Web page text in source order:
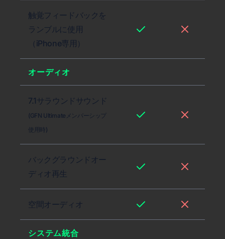
触覚フィードバックを
ランブルに使用
（iPhone専用）
オーディオ
7.1サラウンドサウンド
(GFN Ultimateメンバーシップ
使用時)
バックグラウンドオー
ディオ再生
空間オーディオ
システム統合